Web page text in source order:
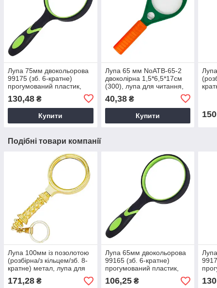
Лупа 75мм двокольорова
99175 (зб. 6-кратне)
прогумований пластик,
для рукоділля
130,48 ₴
Купити
Лупа 65 мм NoАТВ-65-2
двоколірна 1,5*6,5*17см
(300), лупа для читання,
40,38₴
Купити
Подібні товари компанії
Лупа 100мм із позолотою
(розбірна/з кільцем/зб. 8-
кратне) метал, лупа для
читання, лупа для
рукоділля
171,28 ₴
Лупа 65мм двокольорова
99165 (зб. 6-кратне)
прогумований пластик,
лупа для читання, лупа
для рукоділля
106,25₴
для